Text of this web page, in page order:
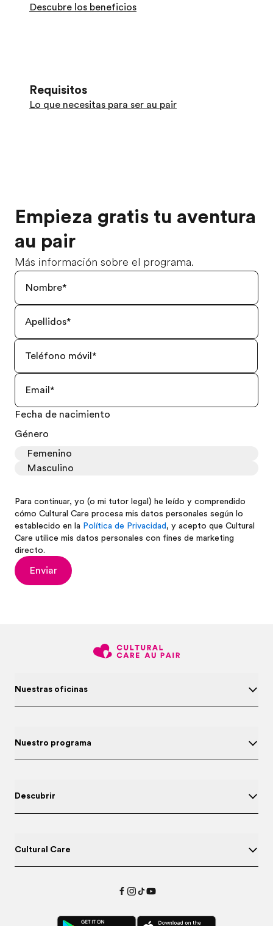
Descubre los beneficios
Requisitos
Lo que necesitas para ser au pair
Empieza gratis tu aventura
au pair
Más información sobre el programa.
Fecha de nacimiento
Género
Femenino
Masculino
Para continuar, yo (o mi tutor legal) he leído y comprendido
cómo Cultural Care procesa mis datos personales según lo
establecido en la Política de Privacidad, y acepto que Cultural
Care utilice mis datos personales con fines de marketing
directo.
Enviar
Nuestras oficinas
Nuestro programa
Descubrir
Cultural Care